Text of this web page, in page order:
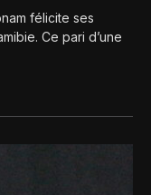
félicite ses
Ce pari d’une